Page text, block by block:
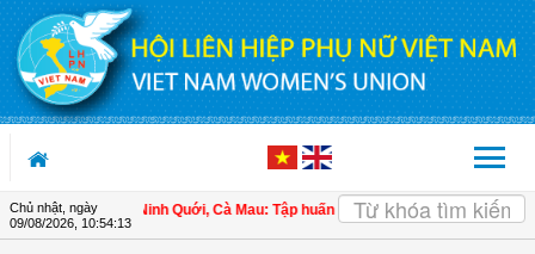
Truy cập nội dung luôn
Chủ nhật, ngày
09/08/2026, 10:54:13
Hội LHPN xã Ninh Quới, Cà Mau: Tập huấn kỹ thuật kỹ thuật trồng rau màu